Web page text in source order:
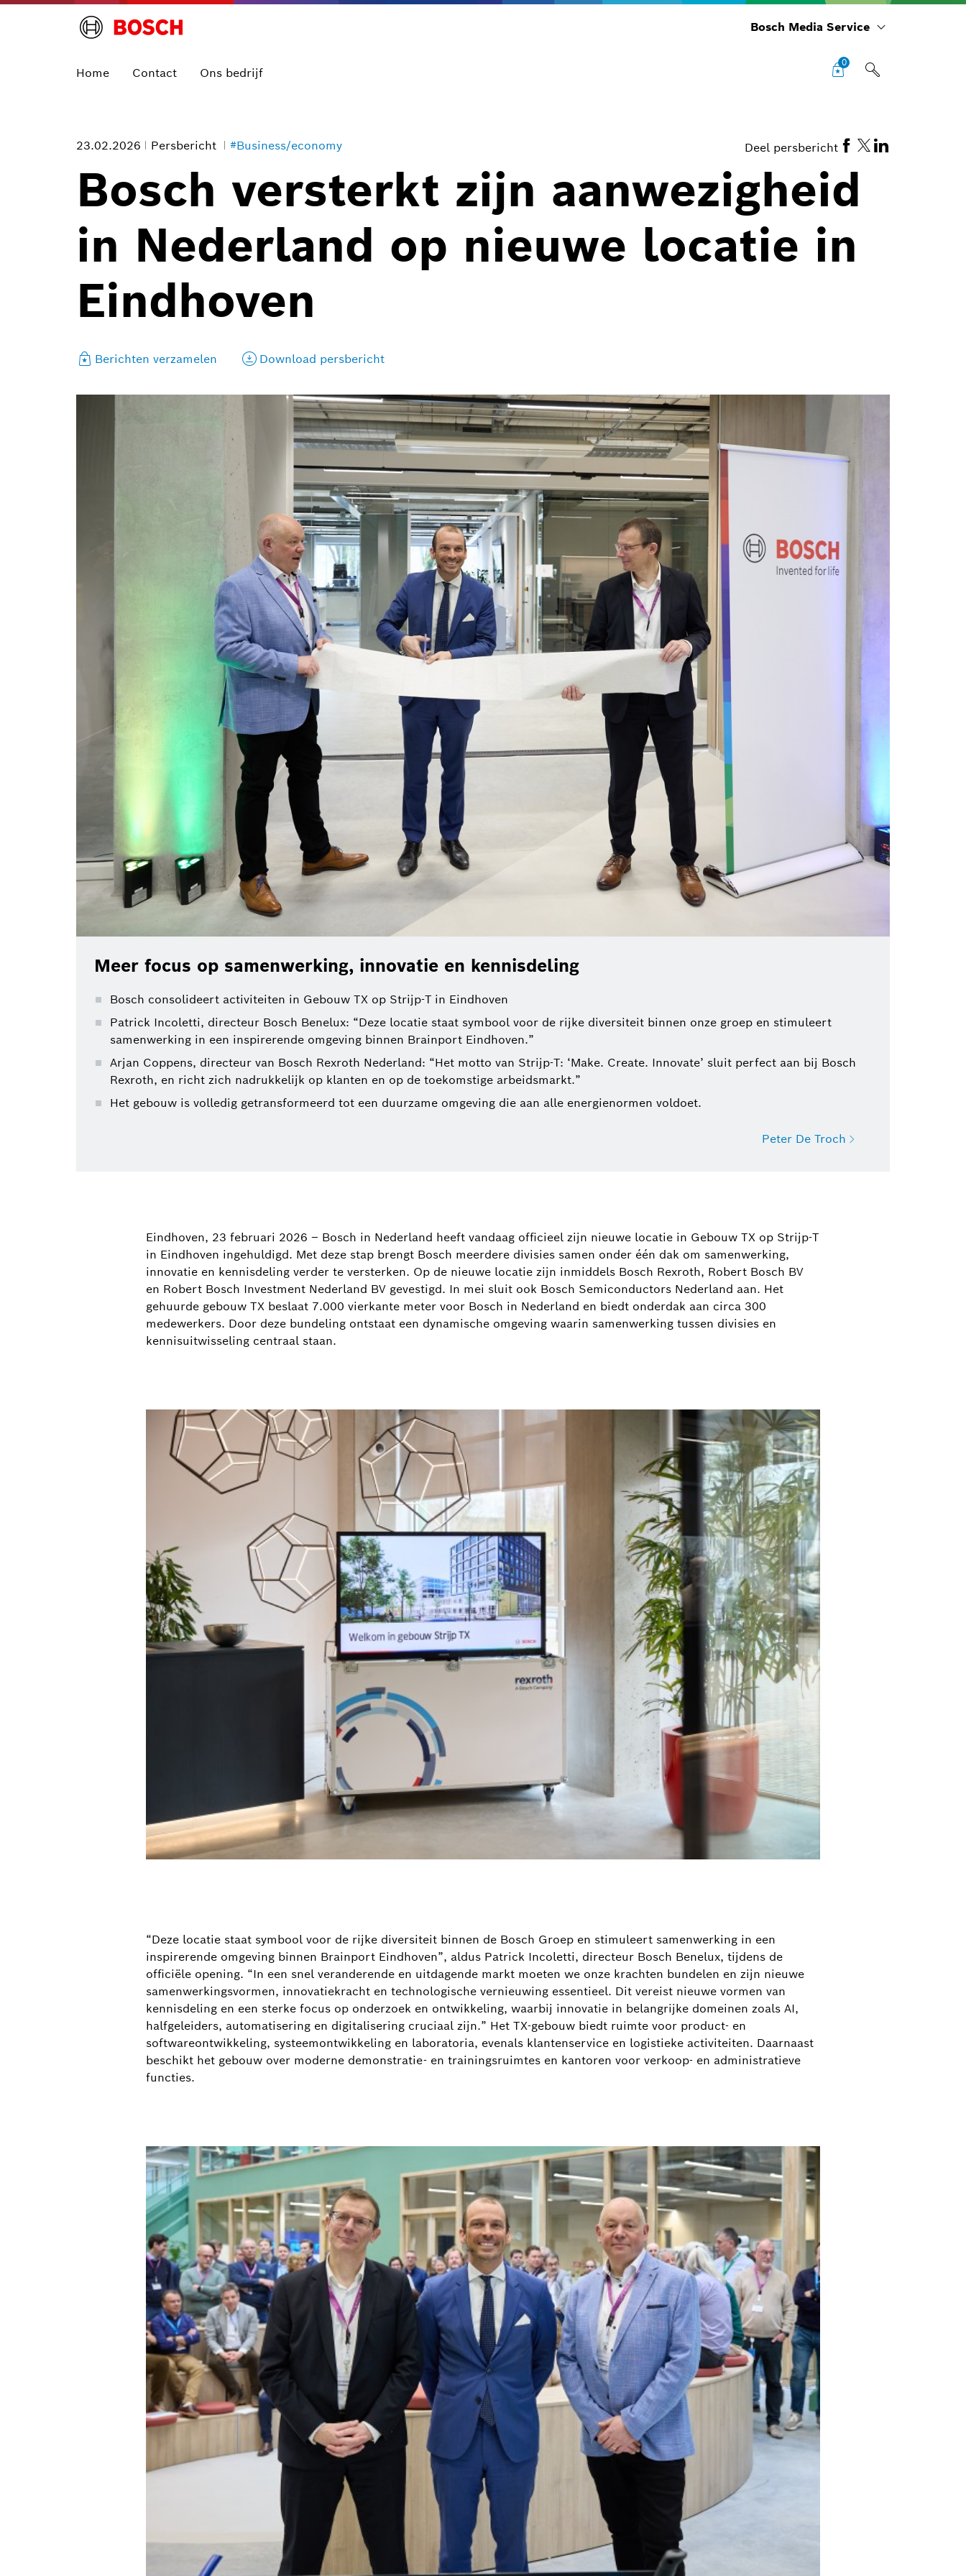
Bosch Media Service
Home Contact Ons bedrijf
0
23.02.2026 Persbericht #Business/economy Deel persbericht
Bosch versterkt zijn aanwezigheid
in Nederland op nieuwe locatie in
Eindhoven
Berichten verzamelen Download persbericht
Meer focus op samenwerking, innovatie en kennisdeling
Bosch consolideert activiteiten in Gebouw TX op Strijp-T in Eindhoven
Patrick Incoletti, directeur Bosch Benelux: “Deze locatie staat symbool voor de rijke diversiteit binnen onze groep en stimuleert
samenwerking in een inspirerende omgeving binnen Brainport Eindhoven.”
Arjan Coppens, directeur van Bosch Rexroth Nederland: “Het motto van Strijp-T: ‘Make. Create. Innovate’ sluit perfect aan bij Bosch
Rexroth, en richt zich nadrukkelijk op klanten en op de toekomstige arbeidsmarkt.”
Het gebouw is volledig getransformeerd tot een duurzame omgeving die aan alle energienormen voldoet.
Peter De Troch
peter.detroch@be.bosch.com
Eindhoven, 23 februari 2026 – Bosch in Nederland heeft vandaag officieel zijn nieuwe locatie in Gebouw TX op Strijp-T
in Eindhoven ingehuldigd. Met deze stap brengt Bosch meerdere divisies samen onder één dak om samenwerking,
innovatie en kennisdeling verder te versterken. Op de nieuwe locatie zijn inmiddels Bosch Rexroth, Robert Bosch BV
en Robert Bosch Investment Nederland BV gevestigd. In mei sluit ook Bosch Semiconductors Nederland aan. Het
gehuurde gebouw TX beslaat 7.000 vierkante meter voor Bosch in Nederland en biedt onderdak aan circa 300
medewerkers. Door deze bundeling ontstaat een dynamische omgeving waarin samenwerking tussen divisies en
kennisuitwisseling centraal staan.
“Deze locatie staat symbool voor de rijke diversiteit binnen de Bosch Groep en stimuleert samenwerking in een
inspirerende omgeving binnen Brainport Eindhoven”, aldus Patrick Incoletti, directeur Bosch Benelux, tijdens de
officiële opening. “In een snel veranderende en uitdagende markt moeten we onze krachten bundelen en zijn nieuwe
samenwerkingsvormen, innovatiekracht en technologische vernieuwing essentieel. Dit vereist nieuwe vormen van
kennisdeling en een sterke focus op onderzoek en ontwikkeling, waarbij innovatie in belangrijke domeinen zoals AI,
halfgeleiders, automatisering en digitalisering cruciaal zijn.” Het TX-gebouw biedt ruimte voor product- en
softwareontwikkeling, systeemontwikkeling en laboratoria, evenals klantenservice en logistieke activiteiten. Daarnaast
beschikt het gebouw over moderne demonstratie- en trainingsruimtes en kantoren voor verkoop- en administratieve
functies.